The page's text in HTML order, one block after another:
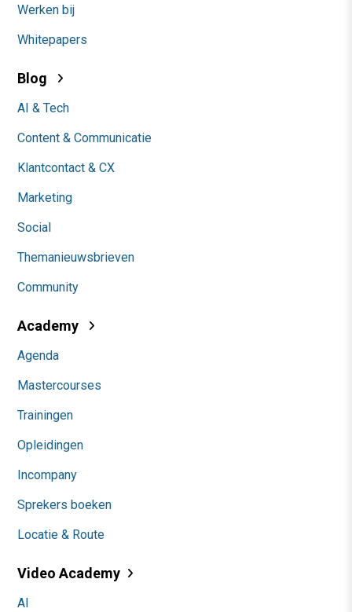
Werken bij
Whitepapers
Blog
AI & Tech
Content & Communicatie
Klantcontact & CX
Marketing
Social
Themanieuwsbrieven
Community
Academy
Agenda
Mastercourses
Trainingen
Opleidingen
Incompany
Sprekers boeken
Locatie & Route
Video Academy
AI